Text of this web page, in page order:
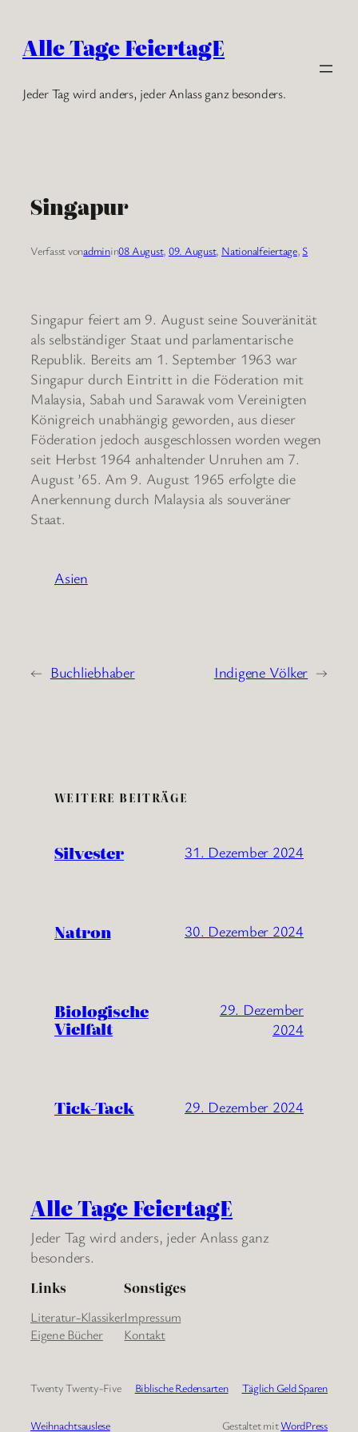
Inhalt
springen
Alle Tage FeiertagE
Jeder Tag wird anders, jeder Anlass ganz besonders.
Singapur
Verfasst vonadminin08 August, 09. August, Nationalfeiertage, S
Singapur feiert am 9. August seine Souveränität
als selbständiger Staat und parlamentarische
Republik. Bereits am 1. September 1963 war
Singapur durch Eintritt in die Föderation mit
Malaysia, Sabah und Sarawak vom Vereinigten
Königreich unabhängig geworden, aus dieser
Föderation jedoch ausgeschlossen worden wegen
seit Herbst 1964 anhaltender Unruhen am 7.
August ’65. Am 9. August 1965 erfolgte die
Anerkennung durch Malaysia als souveräner
Staat.
Asien
← Buchliebhaber Indigene Völker →
WEITERE BEITRÄGE
Silvester 31. Dezember 2024
Natron 30. Dezember 2024
Biologische
Vielfalt
29. Dezember
2024
Tick-Tack 29. Dezember 2024
Alle Tage FeiertagE
Jeder Tag wird anders, jeder Anlass ganz
besonders.
Links
Literatur-Klassiker
Eigene Bücher
Sonstiges
Impressum
Kontakt
Twenty Twenty-Five Biblische Redensarten Täglich Geld Sparen
Weihnachtsauslese Gestaltet mitWordPress